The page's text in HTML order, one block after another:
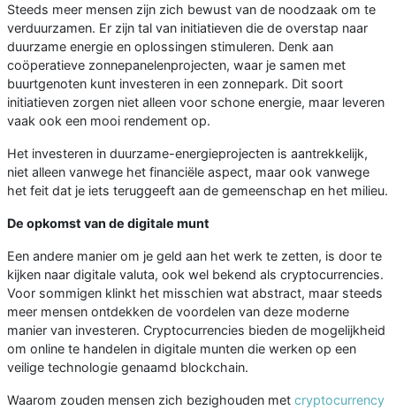
Steeds meer mensen zijn zich bewust van de noodzaak om te
verduurzamen. Er zijn tal van initiatieven die de overstap naar
duurzame energie en oplossingen stimuleren. Denk aan
coöperatieve zonnepanelenprojecten, waar je samen met
buurtgenoten kunt investeren in een zonnepark. Dit soort
initiatieven zorgen niet alleen voor schone energie, maar leveren
vaak ook een mooi rendement op.
Het investeren in duurzame-energieprojecten is aantrekkelijk,
niet alleen vanwege het financiële aspect, maar ook vanwege
het feit dat je iets teruggeeft aan de gemeenschap en het milieu.
De opkomst van de digitale munt
Een andere manier om je geld aan het werk te zetten, is door te
kijken naar digitale valuta, ook wel bekend als cryptocurrencies.
Voor sommigen klinkt het misschien wat abstract, maar steeds
meer mensen ontdekken de voordelen van deze moderne
manier van investeren. Cryptocurrencies bieden de mogelijkheid
om online te handelen in digitale munten die werken op een
veilige technologie genaamd blockchain.
Waarom zouden mensen zich bezighouden met cryptocurrency